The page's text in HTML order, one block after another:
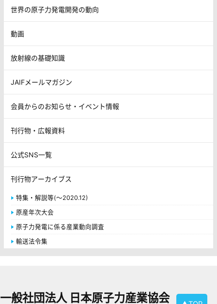
世界の原子力発電開発の動向
動画
放射線の基礎知識
JAIFメールマガジン
会員からのお知らせ・イベント情報
刊行物・広報資料
公式SNS一覧
刊行物アーカイブス
特集・解説等(～2020.12)
原産年次大会
原子力発電に係る産業動向調査
輸送法令集
一般社団法人 日本原子力産業協会